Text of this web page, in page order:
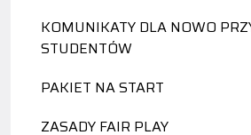
KOMUNIKATY DLA NOWO
STUDENTÓW
PAKIET NA START
ZASADY FAIR PLAY